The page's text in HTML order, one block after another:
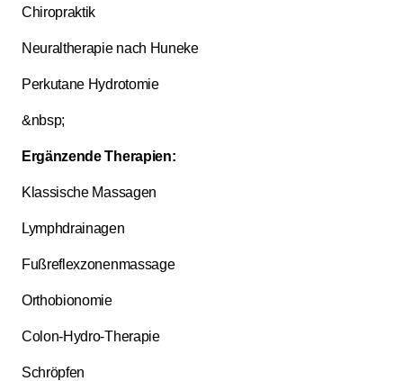
Chiropraktik
Neuraltherapie nach Huneke
Perkutane Hydrotomie
&nbsp;
Ergänzende Therapien:
Klassische Massagen
Lymphdrainagen
Fußreflexzonenmassage
Orthobionomie
Colon-Hydro-Therapie
Schröpfen